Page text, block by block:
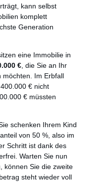
kann selbst
komplett
Generation
eine Immobilie in
€ , die Sie an Ihr
möchten. Im Erbfall
€ nicht
€ müssten
schenken Ihrem Kind
von 50 %, also im
Schritt ist dank des
Warten Sie nun
können Sie die zweite
steht wieder voll